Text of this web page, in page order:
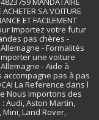
SA VOITURE
ET FACILEMENT
Importez votre futur
pas chères -
- Formalités
une voiture
- Aide à
pas à pas
La Reference dans l
Nous importons des
Audi, Aston Martin,
Land Rover,